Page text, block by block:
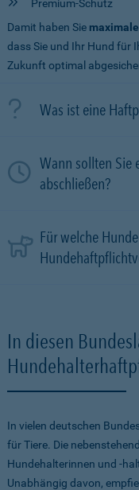
Premium-Schutz
Damit haben Sie
dass Sie und Ihr Hund für
Zukunft optimal
Was ist eine
Wann sollten Sie
abschließen?
Für welche
In diesen
In vielen deutschen
für Tiere. Die
Hundehalterinnen und -
Unabhängig davon,